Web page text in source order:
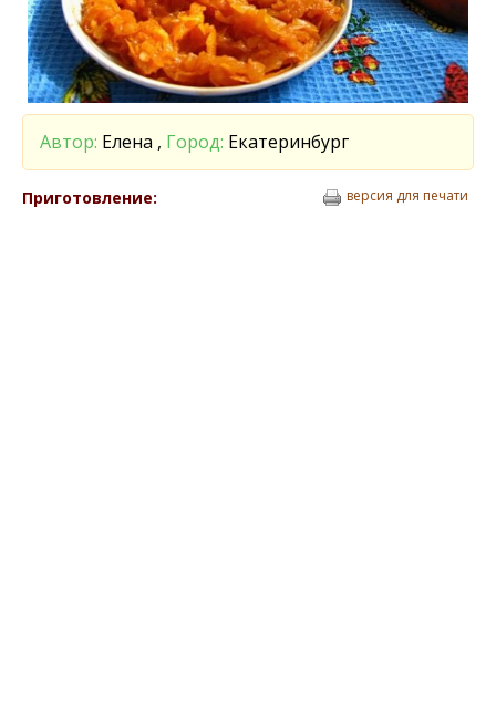
Автор: Елена , Город: Екатеринбург
Приготовление: версия для печати